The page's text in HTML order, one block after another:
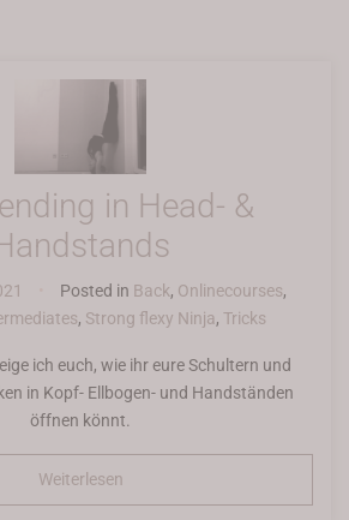
in Head- &
Posted in Back, Onlinecourses,
, Strong flexy Ninja, Tricks
ich euch, wie ihr eure Schultern und
in Kopf- Ellbogen- und Handständen
öffnen könnt.
Weiterlesen